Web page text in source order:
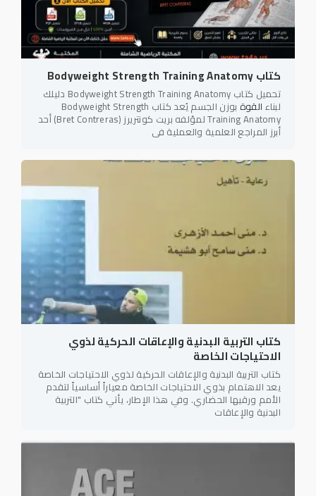
كتاب Bodyweight Strength Training Anatomy
تحميل كتاب Bodyweight Strength Training Anatomy دليلك
لبناء القوة بوزن الجسم يُعد كتاب Bodyweight Strength
Training Anatomy لمؤلفه بريت كونتريرز (Bret Contreras) أحد
أبرز المراجع العلمية والعملية في
كتاب التربية البدنية والإعاقات الحركية لذوي
الاحتياجات الخاصة
كتاب التربية البدنية والإعاقات الحركية لذوي الاحتياجات الخاصة
يعد الاهتمام بذوي الاحتياجات الخاصة معياراً أساسياً لتقدم
الأمم ورقيها الحضاري. وفي هذا الإطار، يأتي كتاب "التربية
البدنية والإعاقات